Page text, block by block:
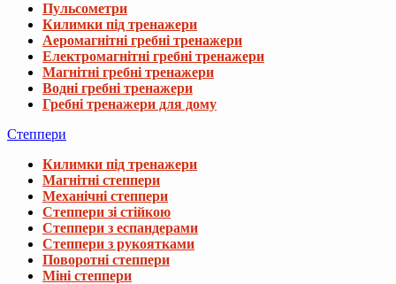
Пульсометри
Килимки під тренажери
Аеромагнітні гребні тренажери
Електромагнітні гребні тренажери
Магнітні гребні тренажери
Водні гребні тренажери
Гребні тренажери для дому
Степпери
Килимки під тренажери
Магнітні степпери
Механічні степпери
Степпери зі стійкою
Степпери з еспандерами
Степпери з рукоятками
Поворотні степпери
Міні степпери